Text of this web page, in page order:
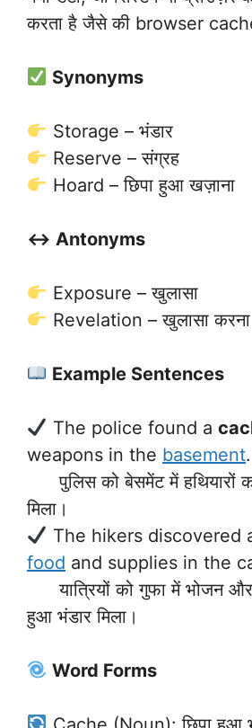
करता है जैसे की browser
Synonyms
Storage – भंडार
Reserve – संग्रह
Hoard – छिपा हुआ खज़ाना
↔️ Antonyms
Exposure – खुलासा
Revelation – खुलासा करना
Example Sentences
The police found a
weapons in the basement.
पुलिस को बेसमेंट में हथियारों
मिला।
The hikers discovered
food and supplies in the
यात्रियों को गुफा में भोजन और
हुआ भंडार मिला।
Word Forms